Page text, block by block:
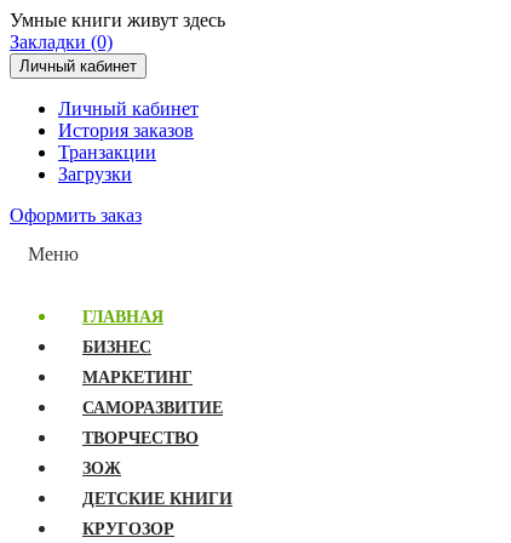
Умные книги живут здесь
Закладки (0)
Личный кабинет
Личный кабинет
История заказов
Транзакции
Загрузки
Оформить заказ
Меню
ГЛАВНАЯ
БИЗНЕС
МАРКЕТИНГ
САМОРАЗВИТИЕ
ТВОРЧЕСТВО
ЗОЖ
ДЕТСКИЕ КНИГИ
КРУГОЗОР